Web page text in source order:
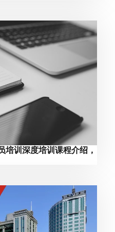
培训深度培训课程介绍，